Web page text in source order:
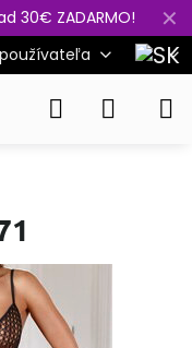
✕
30€ ZADARMO!